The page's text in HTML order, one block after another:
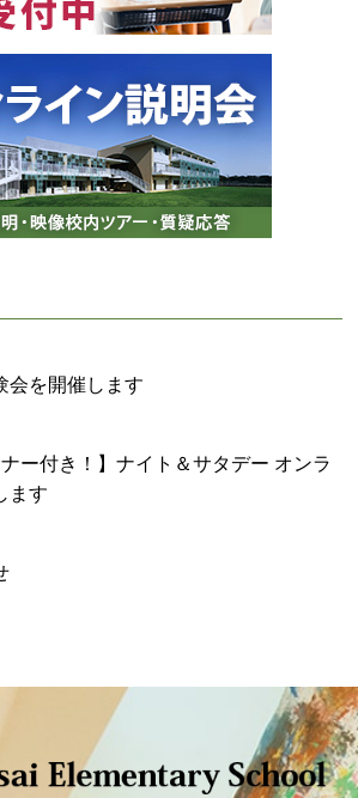
会を開催します
ナー付き！】ナイト＆サタデー オンラ
ます